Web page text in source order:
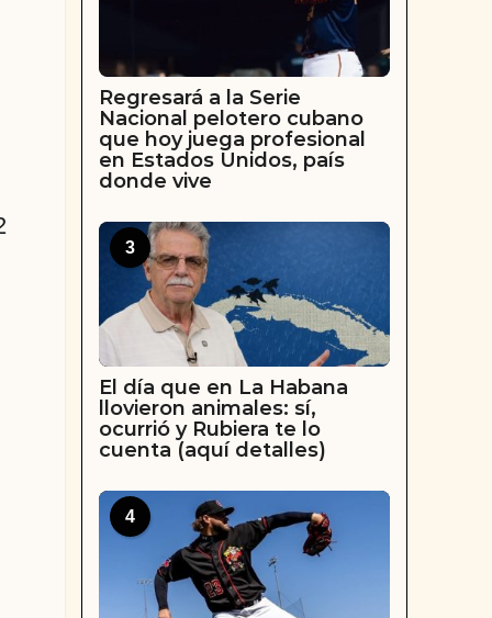
Regresará a la Serie
Nacional pelotero cubano
que hoy juega profesional
en Estados Unidos, país
donde vive
3
El día que en La Habana
llovieron animales: sí,
ocurrió y Rubiera te lo
cuenta (aquí detalles)
4